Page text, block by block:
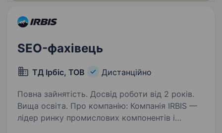
SEO-фахівець
ТД Ірбіс, ТОВ Дистанційно
Повна зайнятість. Досвід роботи від 2 років.
Вища освіта. Про компанію: Компанія IRBIS —
лідер ринку промислових компонентів і